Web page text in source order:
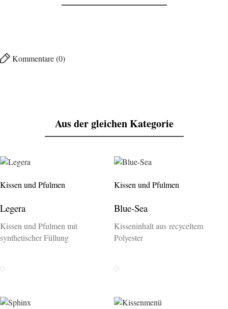
Kommentare (0)
Aus der gleichen Kategorie
Kissen und Pfulmen
Legera
Kissen und Pfulmen mit
synthetischer Füllung
Weiss
Kissen und Pfulmen
Blue-Sea
Kisseninhalt aus recyceltem
Polyester
Weiss